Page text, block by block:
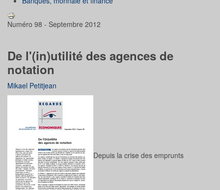
Numéro 98 - Septembre 2012
De l'(in)utilité des agences de
notation
Mikael Petitjean
Depuis la crise des emprunts